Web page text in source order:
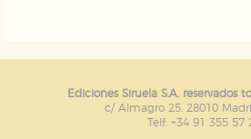
Ediciones Siruela S.A. reservados
c/ Almagro 25. 28010
Telf. +34 91 355 57